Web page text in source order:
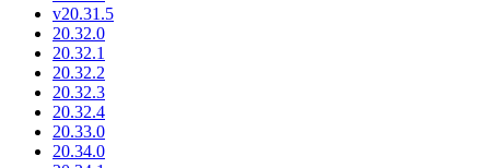
v20.31.5
20.32.0
20.32.1
20.32.2
20.32.3
20.32.4
20.33.0
20.34.0